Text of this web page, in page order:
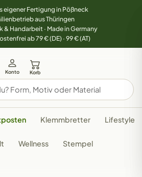
eigener Fertigung in Pößneck
aus Thüringen
& Handarbeit · Made in Germany
ab 79 € (DE) · 99 € (AT)
Konto Korb
Klemmbretter Lifestyle
Wellness Stempel